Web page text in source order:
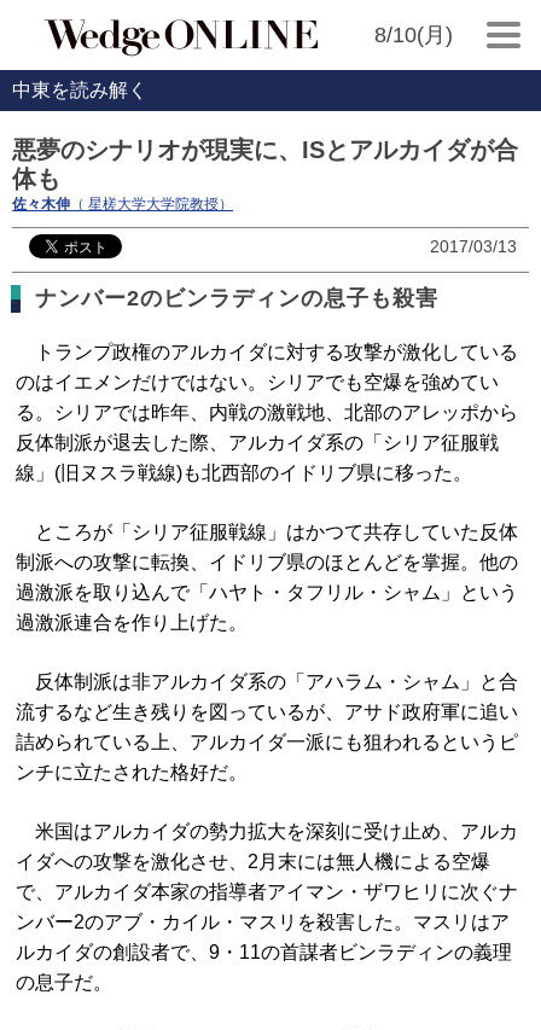
8/10(月)
中東を読み解く
悪夢のシナリオが現実に、ISとアルカイダが合
体も
佐々木伸 （ 星槎大学大学院教授）
2017/03/13
ナンバー2のビンラディンの息子も殺害
トランプ政権のアルカイダに対する攻撃が激化している
のはイエメンだけではない。シリアでも空爆を強めてい
る。シリアでは昨年、内戦の激戦地、北部のアレッポから
反体制派が退去した際、アルカイダ系の「シリア征服戦
線」(旧ヌスラ戦線)も北西部のイドリブ県に移った。
ところが「シリア征服戦線」はかつて共存していた反体
制派への攻撃に転換、イドリブ県のほとんどを掌握。他の
過激派を取り込んで「ハヤト・タフリル・シャム」という
過激派連合を作り上げた。
反体制派は非アルカイダ系の「アハラム・シャム」と合
流するなど生き残りを図っているが、アサド政府軍に追い
詰められている上、アルカイダ一派にも狙われるというピ
ンチに立たされた格好だ。
米国はアルカイダの勢力拡大を深刻に受け止め、アルカ
イダへの攻撃を激化させ、2月末には無人機による空爆
で、アルカイダ本家の指導者アイマン・ザワヒリに次ぐナ
ンバー2のアブ・カイル・マスリを殺害した。マスリはア
ルカイダの創設者で、9・11の首謀者ビンラディンの義理
の息子だ。